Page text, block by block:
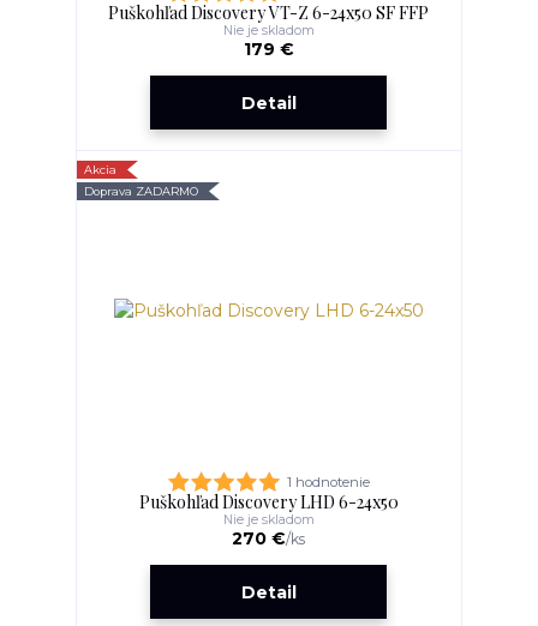
Puškohľad Discovery VT-Z 6-24x50 SF FFP
179 €
Nie je skladom
Detail
Akcia
Doprava ZADARMO
1 hodnotenie
Puškohľad Discovery LHD 6-24x50
270 €/ks
Nie je skladom
Detail